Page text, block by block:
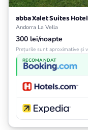
abba Xalet Suites Hotel
Andorra La Vella
300 lei/noapte
Prețurile sunt aproximative și
RECOMANDAT